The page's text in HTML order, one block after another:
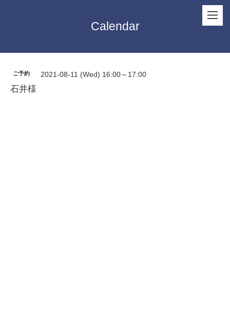
Calendar
ご予約 2021-08-11 (Wed) 16:00～17:00
石井様